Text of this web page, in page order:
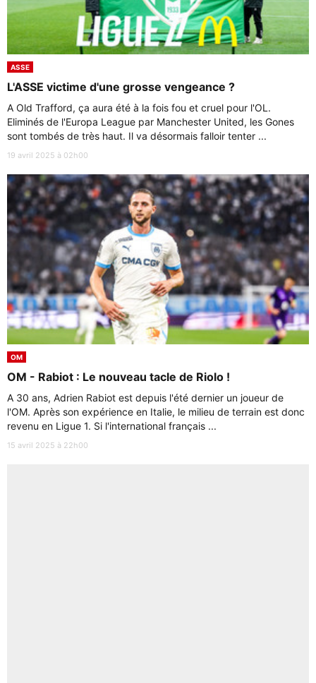
ASSE
L'ASSE victime d'une grosse vengeance ?
A Old Trafford, ça aura été à la fois fou et cruel pour l'OL.
Eliminés de l'Europa League par Manchester United, les Gones
sont tombés de très haut. Il va désormais falloir tenter ...
19 avril 2025 à 02h00
OM
OM - Rabiot : Le nouveau tacle de Riolo !
A 30 ans, Adrien Rabiot est depuis l'été dernier un joueur de
l'OM. Après son expérience en Italie, le milieu de terrain est donc
revenu en Ligue 1. Si l'international français ...
15 avril 2025 à 22h00